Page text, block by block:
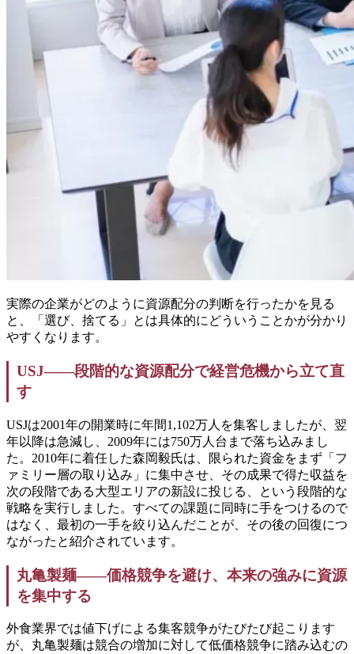
実際の企業がどのように資源配分の判断を行ったかを見る
と、「選び、捨てる」とは具体的にどういうことかが分かり
やすくなります。
USJ——段階的な資源配分で経営危機から立て直
す
USJは2001年の開業時に年間1,102万人を集客しましたが、翌
年以降は急減し、2009年には750万人台まで落ち込みまし
た。2010年に着任した森岡毅氏は、限られた資金をまず「フ
ァミリー層の取り込み」に集中させ、その成果で得た収益を
次の段階である大型エリアの新設に投じる、という段階的な
戦略を実行しました。すべての課題に同時に手をつけるので
はなく、最初の一手を絞り込んだことが、その後の回復につ
ながったと紹介されています。
丸亀製麺——価格競争を避け、本来の強みに資源
を集中する
外食業界では値下げによる集客競争がたびたび起こります
が、丸亀製麺は競合の増加に対して低価格競争に踏み込むの